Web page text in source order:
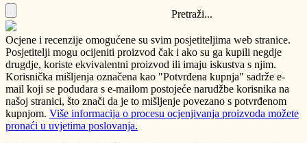
Pretraži...
Ocjene i recenzije omogućene su svim posjetiteljima web stranice.
Posjetitelji mogu ocijeniti proizvod čak i ako su ga kupili negdje
drugdje, koriste ekvivalentni proizvod ili imaju iskustva s njim.
Korisnička mišljenja označena kao "Potvrđena kupnja" sadrže e-
mail koji se podudara s e-mailom postojeće narudžbe korisnika na
našoj stranici, što znači da je to mišljenje povezano s potvrđenom
kupnjom. Više informacija o procesu ocjenjivanja proizvoda možete
pronaći u uvjetima poslovanja.